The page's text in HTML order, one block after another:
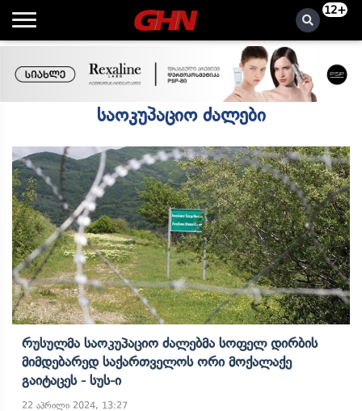
12+
საოკუპაციო ძალები
Რუსულმა Საოკუპაციო Ძალებმა Სოფელ Დირბის
Მიმდებარედ Საქართველოს Ორი Მოქალაქე
Გაიტაცეს - Სუს-Ი
22 აპრილი 2024, 13:27